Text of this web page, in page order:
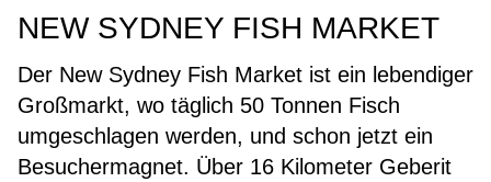
NEW SYDNEY FISH MARKET
Der New Sydney Fish Market ist ein lebendiger
Großmarkt, wo täglich 50 Tonnen Fisch
umgeschlagen werden, und schon jetzt ein
Besuchermagnet. Über 16 Kilometer Geberit